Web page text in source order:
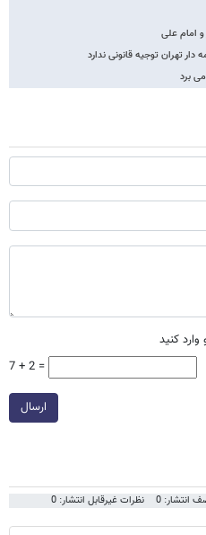
و امام علی
تهران توجیه قانونی ندارد
برد
کنید
7 + 2 =
ارسال
انتشار: 0 نظرات غیرقابل انتشار: 0